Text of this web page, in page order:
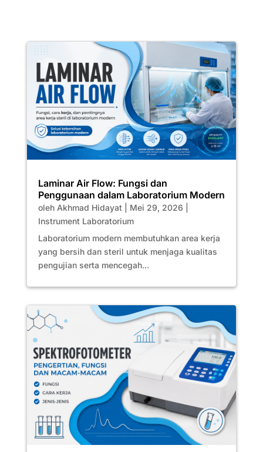
Laminar Air Flow: Fungsi dan
Penggunaan dalam Laboratorium Modern
oleh Akhmad Hidayat| Mei 29, 2026
Instrument Laboratorium
Laboratorium modern membutuhkan area kerja
yang bersih dan steril untuk menjaga kualitas
pengujian serta mencegah...